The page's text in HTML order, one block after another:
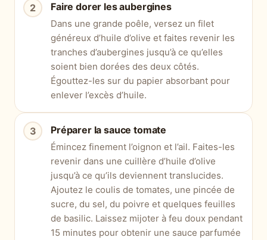
Faire dorer les aubergines
Dans une grande poêle, versez un filet
généreux d’huile d’olive et faites revenir les
tranches d’aubergines jusqu’à ce qu’elles
soient bien dorées des deux côtés.
Égouttez-les sur du papier absorbant pour
enlever l’excès d’huile.
Préparer la sauce tomate
Émincez finement l’oignon et l’ail. Faites-les
revenir dans une cuillère d’huile d’olive
jusqu’à ce qu’ils deviennent translucides.
Ajoutez le coulis de tomates, une pincée de
sucre, du sel, du poivre et quelques feuilles
de basilic. Laissez mijoter à feu doux pendant
15 minutes pour obtenir une sauce parfumée